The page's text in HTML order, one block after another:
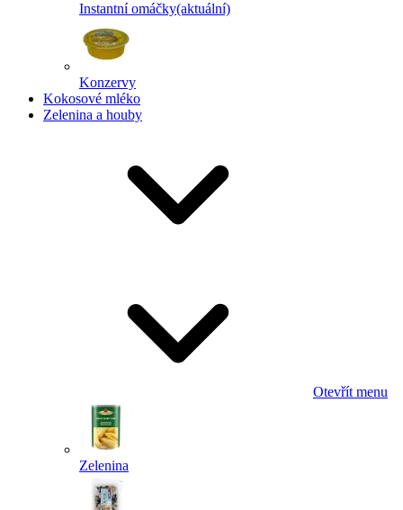
Instantní omáčky(aktuální)
Konzervy
Kokosové mléko
Zelenina a houby
Otevřít menu
Zelenina